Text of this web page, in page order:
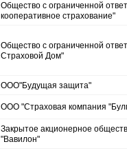
Общество с ограниченной
кооперативное страхование"
Общество с ограниченной
Страховой Дом"
ООО"Будущая защита"
ООО "Страховая компания
Закрытое акционерное
"Вавилон"